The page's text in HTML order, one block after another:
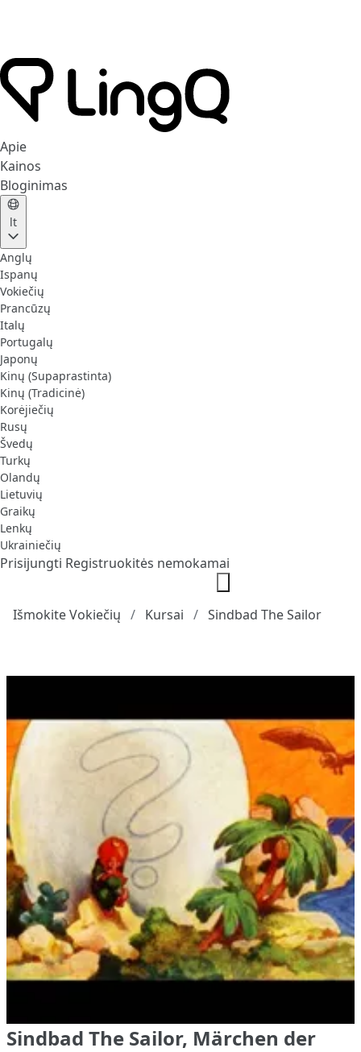
Apie
Kainos
Bloginimas
lt
Anglų
Ispanų
Vokiečių
Prancūzų
Italų
Portugalų
Japonų
Kinų (Supaprastinta)
Kinų (Tradicinė)
Korėjiečių
Rusų
Švedų
Turkų
Olandų
Lietuvių
Graikų
Lenkų
Ukrainiečių
Prisijungti Registruokitės nemokamai
Išmokite Vokiečių Kursai Sindbad The Sailor
Sindbad The Sailor, Märchen der